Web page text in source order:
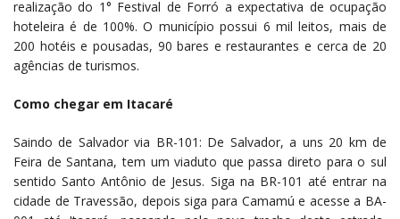
realização do 1° Festival de Forró a expectativa de ocupação
hoteleira é de 100%. O município possui 6 mil leitos, mais de
200 hotéis e pousadas, 90 bares e restaurantes e cerca de 20
agências de turismos.
Como chegar em Itacaré
Saindo de Salvador via BR-101: De Salvador, a uns 20 km de
Feira de Santana, tem um viaduto que passa direto para o sul
sentido Santo Antônio de Jesus. Siga na BR-101 até entrar na
cidade de Travessão, depois siga para Camamú e acesse a BA-